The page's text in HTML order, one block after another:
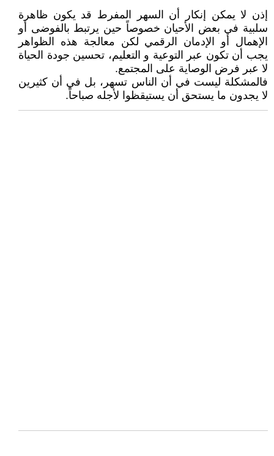
إذن لا يمكن إنكار أن السهر المفرط قد يكون ظاهرة
سلبية في بعض الأحيان خصوصاً حين يرتبط بالفوضى أو
الإهمال أو الإدمان الرقمي لكن معالجة هذه الظواهر
يجب أن تكون عبر التوعية و التعليم، تحسين جودة الحياة
لا عبر فرض الوصاية على المجتمع.
فالمشكلة ليست في أن الناس تسهر، بل في أن كثيرين
لا يجدون ما يستحق أن يستيقظوا لأجله صباحاً.